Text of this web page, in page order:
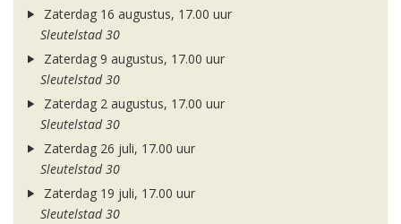
Zaterdag 16 augustus, 17.00 uur
Sleutelstad 30
Zaterdag 9 augustus, 17.00 uur
Sleutelstad 30
Zaterdag 2 augustus, 17.00 uur
Sleutelstad 30
Zaterdag 26 juli, 17.00 uur
Sleutelstad 30
Zaterdag 19 juli, 17.00 uur
Sleutelstad 30